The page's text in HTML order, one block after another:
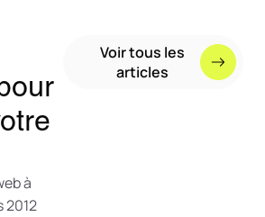
à
2012
Voir tous les
articles